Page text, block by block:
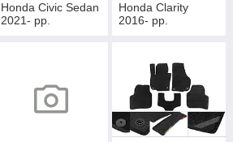
Honda Civic Sedan
2021- рр.
Honda Clarity
2016- рр.